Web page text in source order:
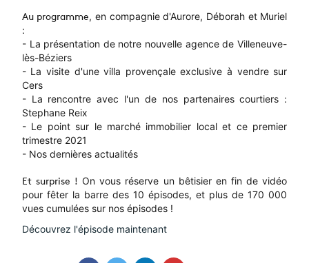
Au programme, en compagnie d'Aurore, Déborah et Muriel
:
- La présentation de notre nouvelle agence de Villeneuve-
lès-Béziers
- La visite d'une villa provençale exclusive à vendre sur
Cers
- La rencontre avec l'un de nos partenaires courtiers :
Stephane Reix
- Le point sur le marché immobilier local et ce premier
trimestre 2021
- Nos dernières actualités
Et surprise ! On vous réserve un bêtisier en fin de vidéo
pour fêter la barre des 10 épisodes, et plus de 170 000
vues cumulées sur nos épisodes !
Découvrez l'épisode maintenant